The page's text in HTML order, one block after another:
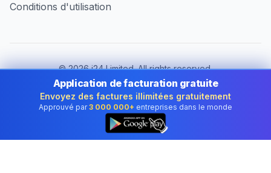
Conditions d'utilisation
©2026i24 Limited. All rights reserved.
Au service des entreprises au Luxembourg
Changer de pays :
Luxembourg
Application de facturation gratuite
Envoyez des factures illimitées gratuitement
Approuvé par 3 000 000+ entreprises dans le monde
👆